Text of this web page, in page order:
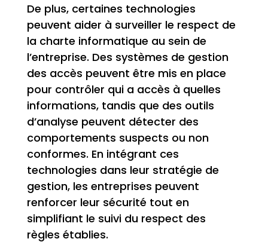
De plus, certaines technologies
peuvent aider à surveiller le respect de
la charte informatique au sein de
l’entreprise. Des systèmes de gestion
des accès peuvent être mis en place
pour contrôler qui a accès à quelles
informations, tandis que des outils
d’analyse peuvent détecter des
comportements suspects ou non
conformes. En intégrant ces
technologies dans leur stratégie de
gestion, les entreprises peuvent
renforcer leur sécurité tout en
simplifiant le suivi du respect des
règles établies.